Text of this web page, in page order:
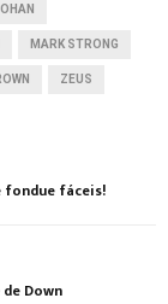
MARK STRONG
ZEUS
fondue fáceis!
Down